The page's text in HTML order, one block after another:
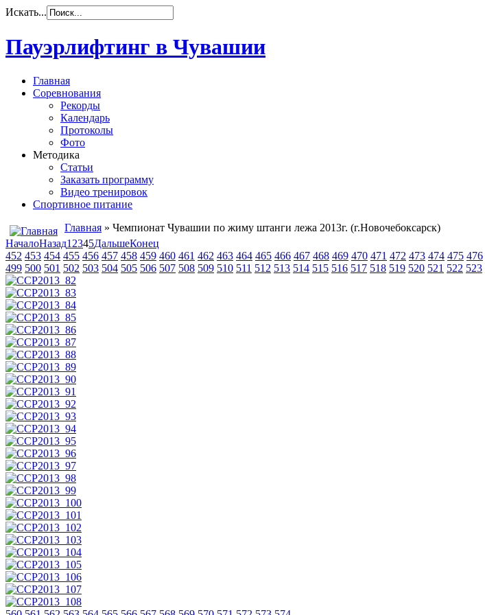
Искать...
Пауэрлифтинг в Чувашии
Главная
Соревнования
Рекорды
Календарь
Протоколы
Фото
Методика
Статьи
Заказать программу
Видео тренировок
Спортивное питание
Главная » Чемпионат Чувашии по жиму штанги лежа 2013г. (г.Новочебоксарск)
НачалоНазад1 2345ДальшеКонец
452 453 454 455 456 457 458 459 460 461 462 463 464 465 466 467 468 469 470 471 472 473 474 475 476
499 500 501 502 503 504 505 506 507 508 509 510 511 512 513 514 515 516 517 518 519 520 521 522 523